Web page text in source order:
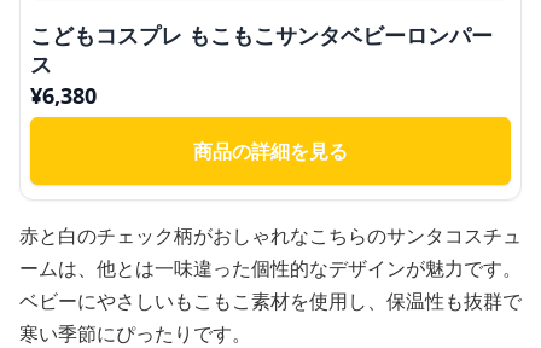
こどもコスプレ もこもこサンタベビーロンパー
ス
¥6,380
商品の詳細を見る
赤と白のチェック柄がおしゃれなこちらのサンタコスチュ
ームは、他とは一味違った個性的なデザインが魅力です。
ベビーにやさしいもこもこ素材を使用し、保温性も抜群で
寒い季節にぴったりです。